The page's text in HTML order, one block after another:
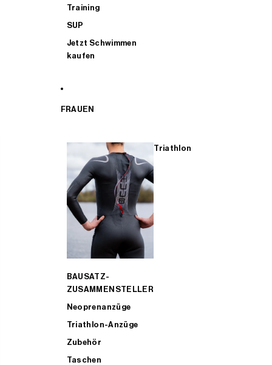
Training
SUP
Jetzt Schwimmen
kaufen
FRAUEN
Triathlon
BAUSATZ-
ZUSAMMENSTELLER
Neoprenanzüge
Triathlon-Anzüge
Zubehör
Taschen